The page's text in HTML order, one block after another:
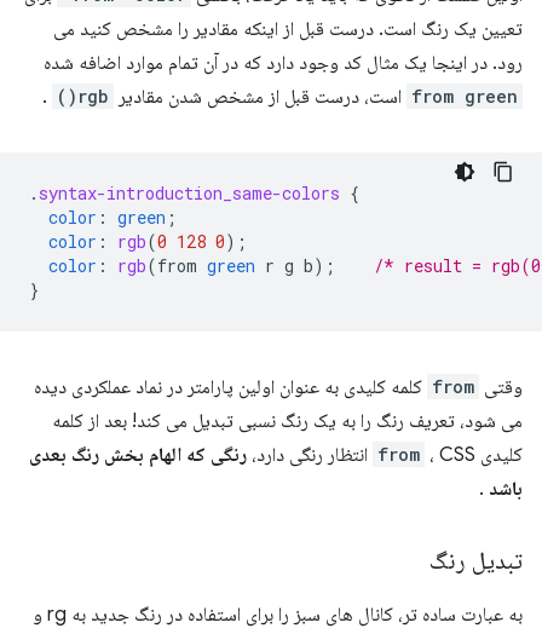
تعیین یک رنگ است. درست قبل از اینکه مقادیر را مشخص کنید می
رود. در اینجا یک مثال کد وجود دارد که در آن تمام موارد اضافه شده
from green است، درست قبل از مشخص شدن مقادیر rgb()
.
. syntax-introduction_same-colors {
color : green ;
color : rgb(0 128 0);
color : rgb(from green r g b);
/* result =
}
وقتی from کلمه کلیدی به عنوان اولین پارامتر در نماد عملکردی دیده
می شود، تعریف رنگ را به یک رنگ نسبی تبدیل می کند! بعد از کلمه
کلیدی
from ، CSS انتظار رنگی دارد،
رنگی که الهام بخش رنگ بعدی
باشد .
تبدیل رنگ
به عبارت ساده تر، کانال های سبز را برای استفاده در رنگ جدید به rg و